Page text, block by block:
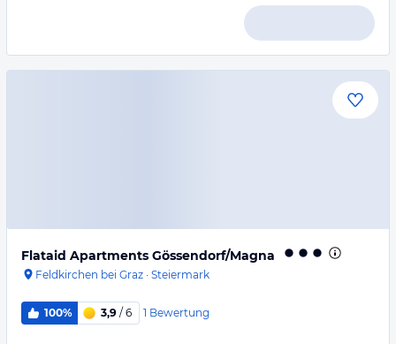
Flataid Apartments Gössendorf/Magna
Feldkirchen bei Graz · Steiermark
100% 3,9 / 6 1 Bewertung